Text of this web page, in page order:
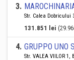
3.
Str. Calea Dobricului
131.851 lei
4. GRUPPO UNO
Str. VALEA VIILOR